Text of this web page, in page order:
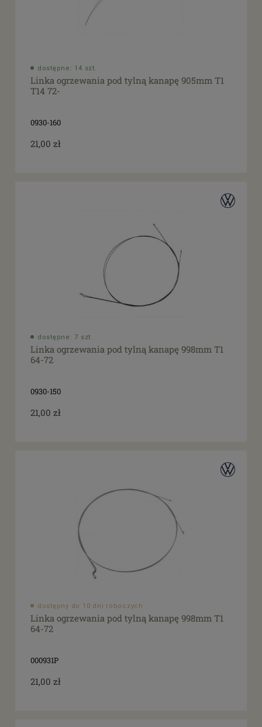
dostępne: 14 szt.
Linka ogrzewania pod tylną kanapę 905mm T1
T14 72-
0930-160
21,00 zł
dostępne: 7 szt.
Linka ogrzewania pod tylną kanapę 998mm T1
64-72
0930-150
21,00 zł
dostępny do 10 dni roboczych
Linka ogrzewania pod tylną kanapę 998mm T1
64-72
000931P
21,00 zł